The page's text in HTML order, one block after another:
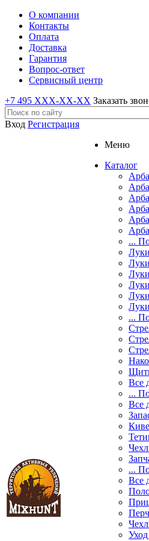
О компании
Контакты
Оплата
Доставка
Гарантия
Вопрос-ответ
Сервисный центр
+7 495 XXX-XX-XX Заказать
Вход Регистрация
Меню
Каталог
...
Луки
...
Все
...
Все
...
Все